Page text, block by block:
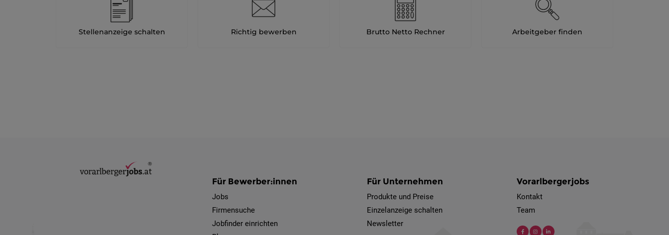
Stellenanzeige schalten Richtig bewerben Brutto Netto Rechner Arbeitgeber finden
Für Bewerber:innen
Jobs
Firmensuche
Jobfinder einrichten
Für Unternehmen
Produkte und Preise
Einzelanzeige schalten
Newsletter
Vorarlbergerjobs
Kontakt
Team